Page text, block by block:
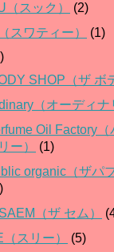
（スック）
(2)
スワティー）
(1)
SHOP（ザ ボ
（オーディナ
Oil Factory
ー）
(1)
organic（ザパ
（ザ セム）
スリー）
(5)